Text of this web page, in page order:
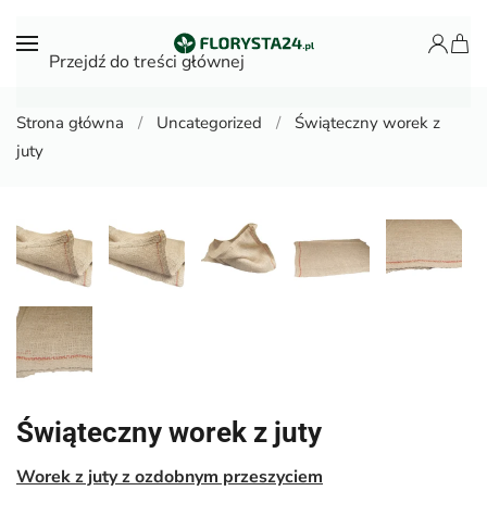
Przejdź do treści głównej
Strona główna Uncategorized
Świąteczny worek z
juty
Świąteczny worek z juty
Worek z juty z ozdobnym przeszyciem